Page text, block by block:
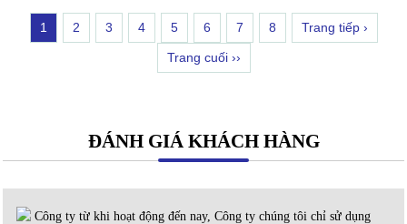
1 2 3 4 5 6 7 8 Trang tiếp ›
Trang cuối ››
ĐÁNH GIÁ KHÁCH HÀNG
Công ty từ khi hoạt động đến nay, Công ty chúng tôi chỉ sử dụng